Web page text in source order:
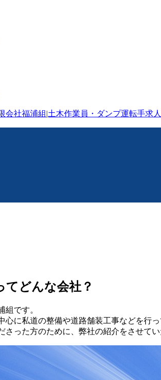
てどんな会社？
組です。
心に私道の整備や道路舗装工事などを行っ
さった方のために、弊社の紹介をさせてい